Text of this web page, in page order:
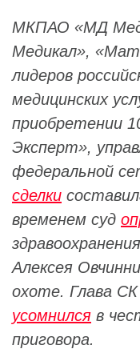
МКПАО «МД
Медикал»,
лидеров
медицинских
приобретении
Эксперт»,
федеральной
сделки
временем суд
Алексея
охоте. Глава
усомнился в
приговора.